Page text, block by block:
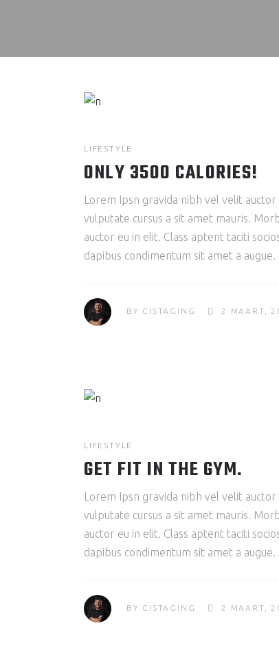
LIFESTYLE
ONLY 3500 CALORIES!
Lorem Ipsn gravida nibh vel velit
vulputate cursus a sit amet mauris.
auctor eu in elit. Class aptent taciti
dapibus condimentum sit amet a
BY CISTAGING 2 MAART,
LIFESTYLE
GET FIT IN THE GYM.
Lorem Ipsn gravida nibh vel velit
vulputate cursus a sit amet mauris.
auctor eu in elit. Class aptent taciti
dapibus condimentum sit amet a
BY CISTAGING 2 MAART,